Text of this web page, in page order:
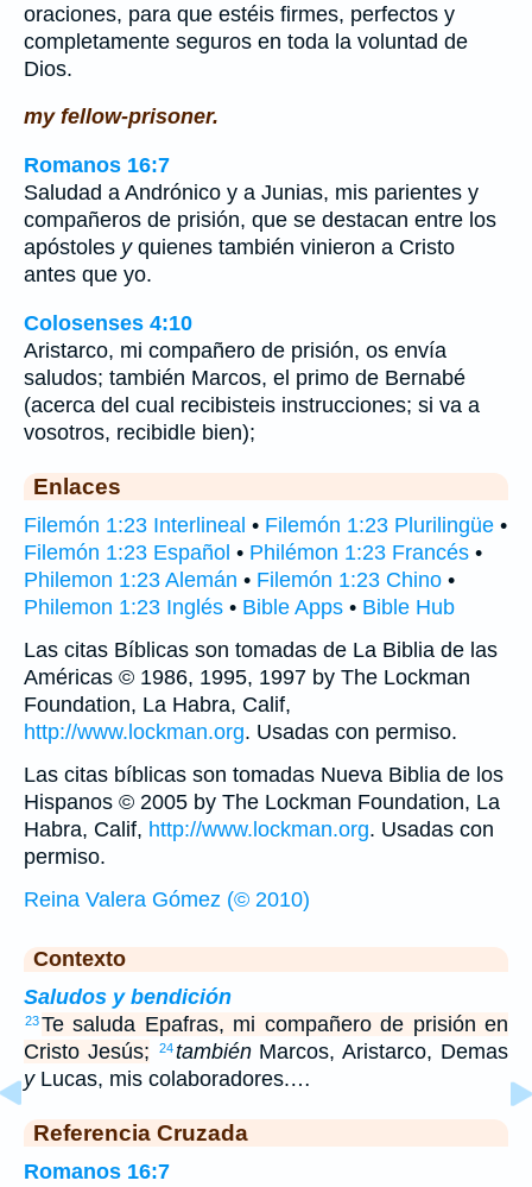
oraciones, para que estéis firmes, perfectos y
completamente seguros en toda la voluntad de
Dios.
my fellow-prisoner.
Romanos 16:7
Saludad a Andrónico y a Junias, mis parientes y
compañeros de prisión, que se destacan entre los
apóstoles yquienes también vinieron a Cristo
antes que yo.
Colosenses 4:10
Aristarco, mi compañero de prisión, os envía
saludos; también Marcos, el primo de Bernabé
(acerca del cual recibisteis instrucciones; si va a
vosotros, recibidle bien);
Enlaces
Filemón 1:23 Interlineal • Filemón 1:23 Plurilingüe •
Filemón 1:23 Español • Philémon 1:23 Francés •
Philemon 1:23 Alemán • Filemón 1:23 Chino •
Philemon 1:23 Inglés • Bible Apps • Bible Hub
Las citas Bíblicas son tomadas de La Biblia de las
Américas © 1986, 1995, 1997 by The Lockman
Foundation, La Habra, Calif,
http://www.lockman.org. Usadas con permiso.
Las citas bíblicas son tomadas Nueva Biblia de los
Hispanos © 2005 by The Lockman Foundation, La
Habra, Calif, http://www.lockman.org. Usadas con
permiso.
Reina Valera Gómez (© 2010)
Contexto
Saludos y bendición
23Te saluda Epafras, mi compañero de prisión en
Cristo Jesús;
24tambiénMarcos, Aristarco, Demas
yLucas, mis colaboradores.…
Referencia Cruzada
Romanos 16:7